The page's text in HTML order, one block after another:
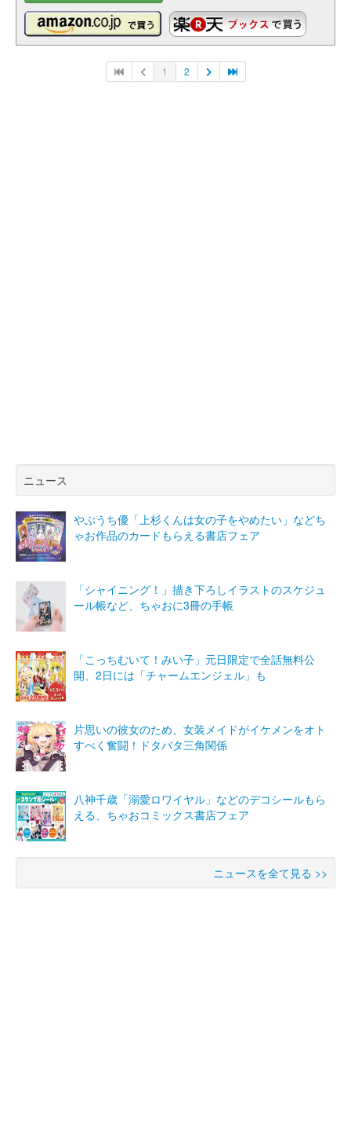
1 2
ニュース
やぶうち優「上杉くんは女の子をやめたい」などち
ゃお作品のカードもらえる書店フェア
「シャイニング！」描き下ろしイラストのスケジュ
ール帳など、ちゃおに3冊の手帳
「こっちむいて！みい子」元日限定で全話無料公
開、2日には「チャームエンジェル」も
片思いの彼女のため、女装メイドがイケメンをオト
すべく奮闘！ドタバタ三角関係
八神千歳「溺愛ロワイヤル」などのデコシールもら
える、ちゃおコミックス書店フェア
ニュースを全て見る >>